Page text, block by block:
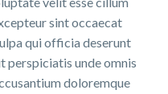
sint occaecat
qui officia deserunt
perspiciatis unde omnis
doloremque